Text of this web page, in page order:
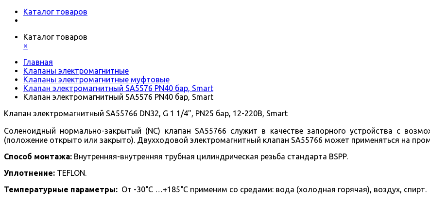
Каталог товаров
Каталог товаров
×
Главная
Клапаны электромагнитные
Клапаны электромагнитные муфтовые
Клапан электромагнитный SA5576 PN40 бар, Smart
Клапан электромагнитный SA5576 PN40 бар, Smart
Клапан электромагнитный SA55766 DN32, G 1 1/4", PN25 бар, 12-220В, Smart
Соленоидный нормально-закрытый (NC) клапан SA55766 служит в качестве запорного устройства с
(положение открыто или закрыто). Двухходовой электромагнитный клапан SA55766 может применяться на
Способ монтажа: Внутренняя-внутренняя трубная цилиндрическая резьба стандарта BSPP.
Уплотнение: TEFLON.
Температурные параметры: От -30°С …+185°С применим со средами: вода (холодная горячая), воздух, спирт.